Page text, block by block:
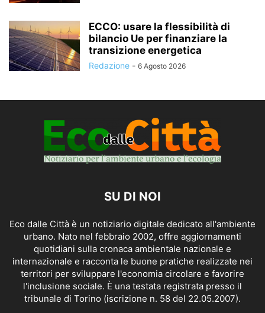
ECCO: usare la flessibilità di
bilancio Ue per finanziare la
transizione energetica
Redazione - 6 Agosto 2026
SU DI NOI
Eco dalle Città è un notiziario digitale dedicato all'ambiente
urbano. Nato nel febbraio 2002, offre aggiornamenti
quotidiani sulla cronaca ambientale nazionale e
internazionale e racconta le buone pratiche realizzate nei
territori per sviluppare l'economia circolare e favorire
l'inclusione sociale. È una testata registrata presso il
tribunale di Torino (iscrizione n. 58 del 22.05.2007).